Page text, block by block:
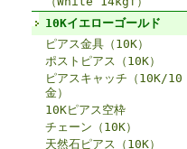
10Kイエローゴールド
ピアス金具（10K）
ポストピアス（10K）
ピアスキャッチ（10K/10
金）
10Kピアス空枠
チェーン（10K）
天然石ピアス（10K）